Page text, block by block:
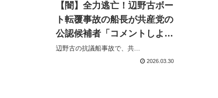
【闇】全力逃亡！辺野古ボー
ト転覆事故の船長が共産党の
公認候補者「コメントしよう
がない」女子生徒死亡の責任
を認めず【KSLチャンネル】
辺野古の抗議船事故で、共...
2026.03.30